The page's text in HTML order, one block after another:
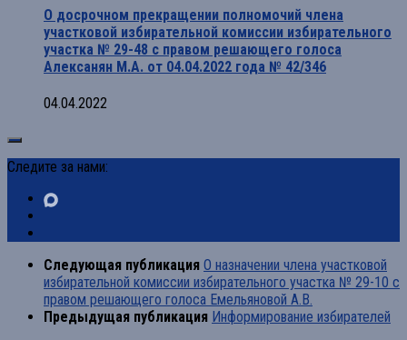
О досрочном прекращении полномочий члена
участковой избирательной комиссии избирательного
участка № 29-48 с правом решающего голоса
Алексанян М.А. от 04.04.2022 года № 42/346
04.04.2022
Следите за нами:
Следующая публикация О назначении члена участковой
избирательной комиссии избирательного участка № 29-10 с
правом решающего голоса Емельяновой А.В.
Предыдущая публикация Информирование избирателей